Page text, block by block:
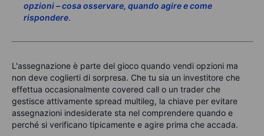
opzioni – cosa osservare, quando agire e come
rispondere.
L'assegnazione è parte del gioco quando vendi opzioni ma
non deve coglierti di sorpresa. Che tu sia un investitore che
effettua occasionalmente covered call o un trader che
gestisce attivamente spread multileg, la chiave per evitare
assegnazioni indesiderate sta nel comprendere quando e
perché si verificano tipicamente e agire prima che accada.